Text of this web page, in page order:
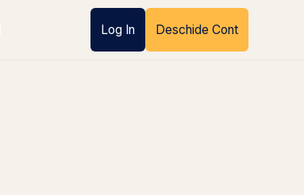
Log In Deschide Cont